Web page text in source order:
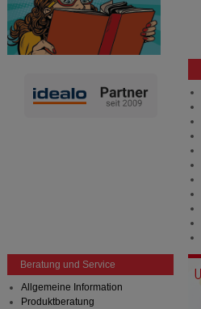
Beratung und Service
Allgemeine Information
Produktberatung